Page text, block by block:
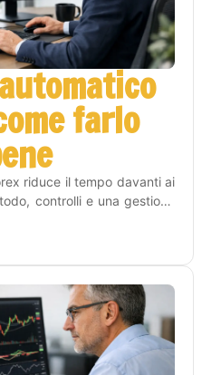
farlo
riduce il tempo davanti ai
controlli e una gestione